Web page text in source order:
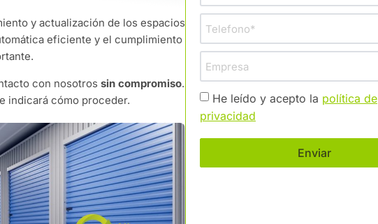
y actualización de los espacios, junto
eficiente y el cumplimiento de las
con nosotros sin compromiso. Te
indicará cómo proceder.
He leído y acepto la política de
privacidad
Enviar